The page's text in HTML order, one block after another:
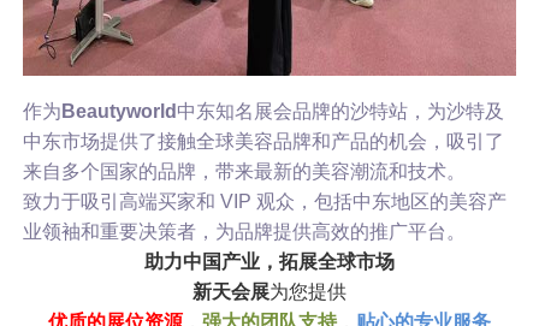
作为 Beautyworld 中东知名展会品牌的沙特站，为沙特及
中东市场提供了接触全球美容品牌和产品的机会，吸引了
来自多个国家的品牌，带来最新的美容潮流和技术。
致力于吸引高端买家和 VIP 观众，包括中东地区的美容产
业领袖和重要决策者，为品牌提供高效的推广平台。
助力中国产业，拓展全球市场
新天会展为您提供
优质的展位资源 ， 强大的团队支持， 贴心的专业服务